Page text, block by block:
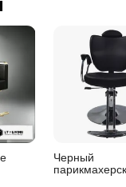
Черный